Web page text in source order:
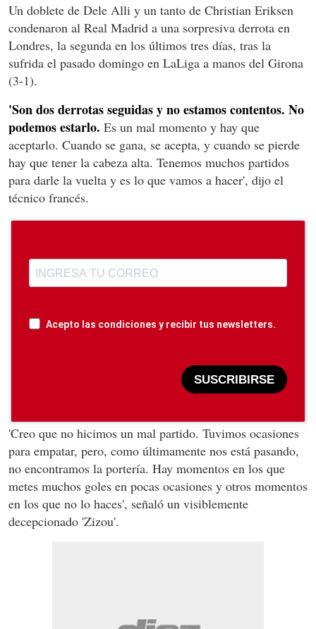
Un doblete de Dele Alli y un tanto de Christian Eriksen
condenaron al Real Madrid a una sorpresiva derrota en
Londres, la segunda en los últimos tres días, tras la
sufrida el pasado domingo en LaLiga a manos del Girona
(3-1).
'Son dos derrotas seguidas y no estamos contentos. No
podemos estarlo. Es un mal momento y hay que
aceptarlo. Cuando se gana, se acepta, y cuando se pierde
hay que tener la cabeza alta. Tenemos muchos partidos
para darle la vuelta y es lo que vamos a hacer', dijo el
técnico francés.
Acepto las condiciones y recibir tus newsletters.
SUSCRIBIRSE
'Creo que no hicimos un mal partido. Tuvimos ocasiones
para empatar, pero, como últimamente nos está pasando,
no encontramos la portería. Hay momentos en los que
metes muchos goles en pocas ocasiones y otros momentos
en los que no lo haces', señaló un visiblemente
decepcionado 'Zizou'.